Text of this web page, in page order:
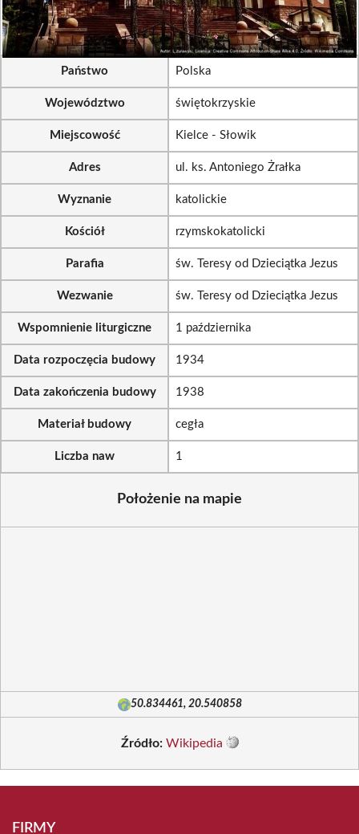
Państwo Polska
Województwo świętokrzyskie
Miejscowość Kielce - Słowik
Adres ul. ks. Antoniego Żrałka
Wyznanie katolickie
Kościół rzymskokatolicki
Parafia św. Teresy od Dzieciątka Jezus
Wezwanie św. Teresy od Dzieciątka Jezus
Wspomnienie liturgiczne 1 października
Data rozpoczęcia budowy 1934
Data zakończenia budowy 1938
Materiał budowy cegła
Liczba naw 1
Położenie na mapie
50.834461, 20.540858
Źródło: Wikipedia
FIRMY